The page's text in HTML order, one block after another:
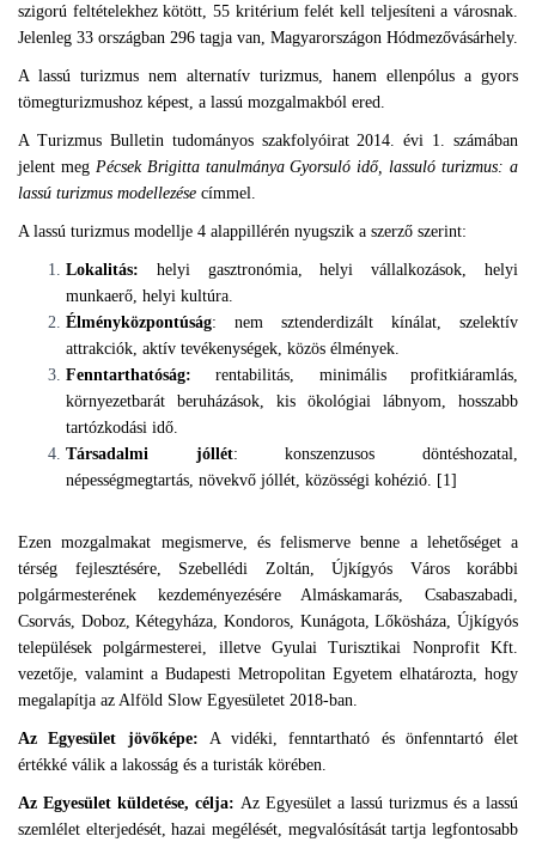
szigorú feltételekhez kötött, 55 kritérium felét kell teljesíteni a városnak.
Jelenleg 33 országban 296 tagja van, Magyarországon Hódmezővásárhely.
A lassú turizmus nem alternatív turizmus, hanem ellenpólus a gyors
tömegturizmushoz képest, a lassú mozgalmakból ered.
A Turizmus Bulletin tudományos szakfolyóirat 2014. évi 1. számában
jelent meg Pécsek Brigitta tanulmánya Gyorsuló idő, lassuló turizmus: a
lassú turizmus modellezése címmel.
A lassú turizmus modellje 4 alappillérén nyugszik a szerző szerint:
Lokalitás: helyi gasztronómia, helyi vállalkozások, helyi
munkaerő, helyi kultúra.
Élményközpontúság: nem sztenderdizált kínálat, szelektív
attrakciók, aktív tevékenységek, közös élmények.
Fenntarthatóság: rentabilitás, minimális profitkiáramlás,
környezetbarát beruházások, kis ökológiai lábnyom, hosszabb
tartózkodási idő.
Társadalmi jóllét: konszenzusos döntéshozatal,
népességmegtartás, növekvő jóllét, közösségi kohézió. [1]
Ezen mozgalmakat megismerve, és felismerve benne a lehetőséget a
térség fejlesztésére, Szebellédi Zoltán, Újkígyós Város korábbi
polgármesterének kezdeményezésére Almáskamarás, Csabaszabadi,
Csorvás, Doboz, Kétegyháza, Kondoros, Kunágota, Lőkösháza, Újkígyós
települések polgármesterei, illetve Gyulai Turisztikai Nonprofit Kft.
vezetője, valamint a Budapesti Metropolitan Egyetem elhatározta, hogy
megalapítja az Alföld Slow Egyesületet 2018-ban.
Az Egyesület jövőképe: A vidéki, fenntartható és önfenntartó élet
értékké válik a lakosság és a turisták körében.
Az Egyesület küldetése, célja: Az Egyesület a lassú turizmus és a lassú
szemlélet elterjedését, hazai megélését, megvalósítását tartja legfontosabb